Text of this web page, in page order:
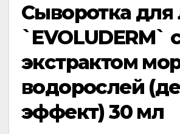
Сыворотка для
`EVOLUDERM`
экстрактом
водорослей
эффект) 30 мл